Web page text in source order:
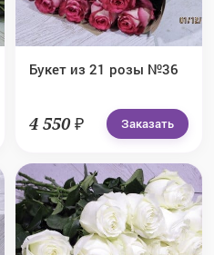
Букет из 21 розы №36
4 550 ₽ Заказать